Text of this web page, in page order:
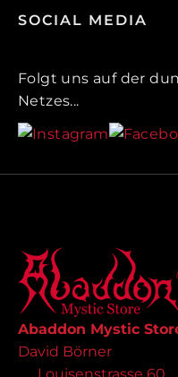
SOCIAL MEDIA
Folgt uns auf der
Netzes...
Abaddon Mystic
David Börner